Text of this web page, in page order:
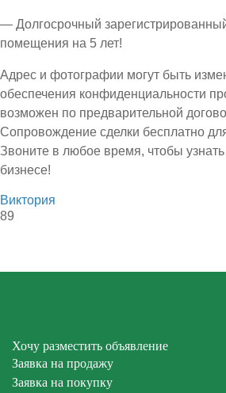
— Долгосрочный
помещения на 5 лет!
Адрес и фотографии могут быть
обеспечения конфиденциальности
возможен по предварительной
Сопровождение сделки бесплатно
Звоните в любое время, чтобы
бизнесе!
Виктория
89
Хочу разместить объявление
Заявка на продажу
Заявка на покупку